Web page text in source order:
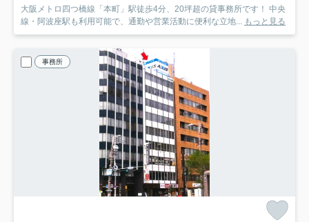
大阪メトロ四つ橋線「本町」駅徒歩4分、20坪超の貸事務所です！ 中央
線・阿波座駅も利用可能で、通勤や営業活動に便利な立地...
もっと見る
事務所